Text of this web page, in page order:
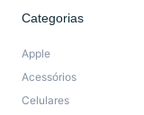
Categorias
Apple
Acessórios
Celulares